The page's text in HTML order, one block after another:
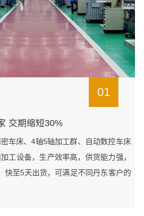
01
交期缩短30%
车床、4轴5轴加工群、自动数控车床
工设备，生产效率高，供货能力强，
快至5天出货，可满足不同丹东客户的